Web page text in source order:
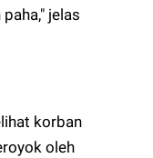
jelas
korban
oleh